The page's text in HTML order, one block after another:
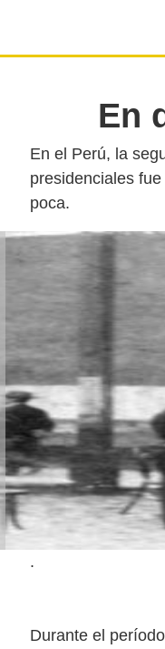
En
En el Perú, la
presidenciales
.
Durante el